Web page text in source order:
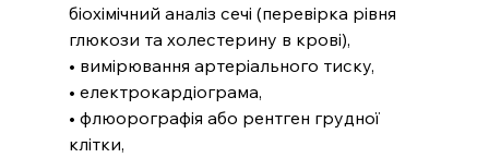
біохімічний аналіз сечі (перевірка рівня
глюкози та холестерину в крові),
• вимірювання артеріального тиску,
• електрокардіограма,
• флюорографія або рентген грудної
клітки,